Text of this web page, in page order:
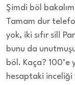
Şimdi böl
Tamam dur
yok, iki sıfır sil!
bunu da
böl. Kaça? 100’e
hesaptaki